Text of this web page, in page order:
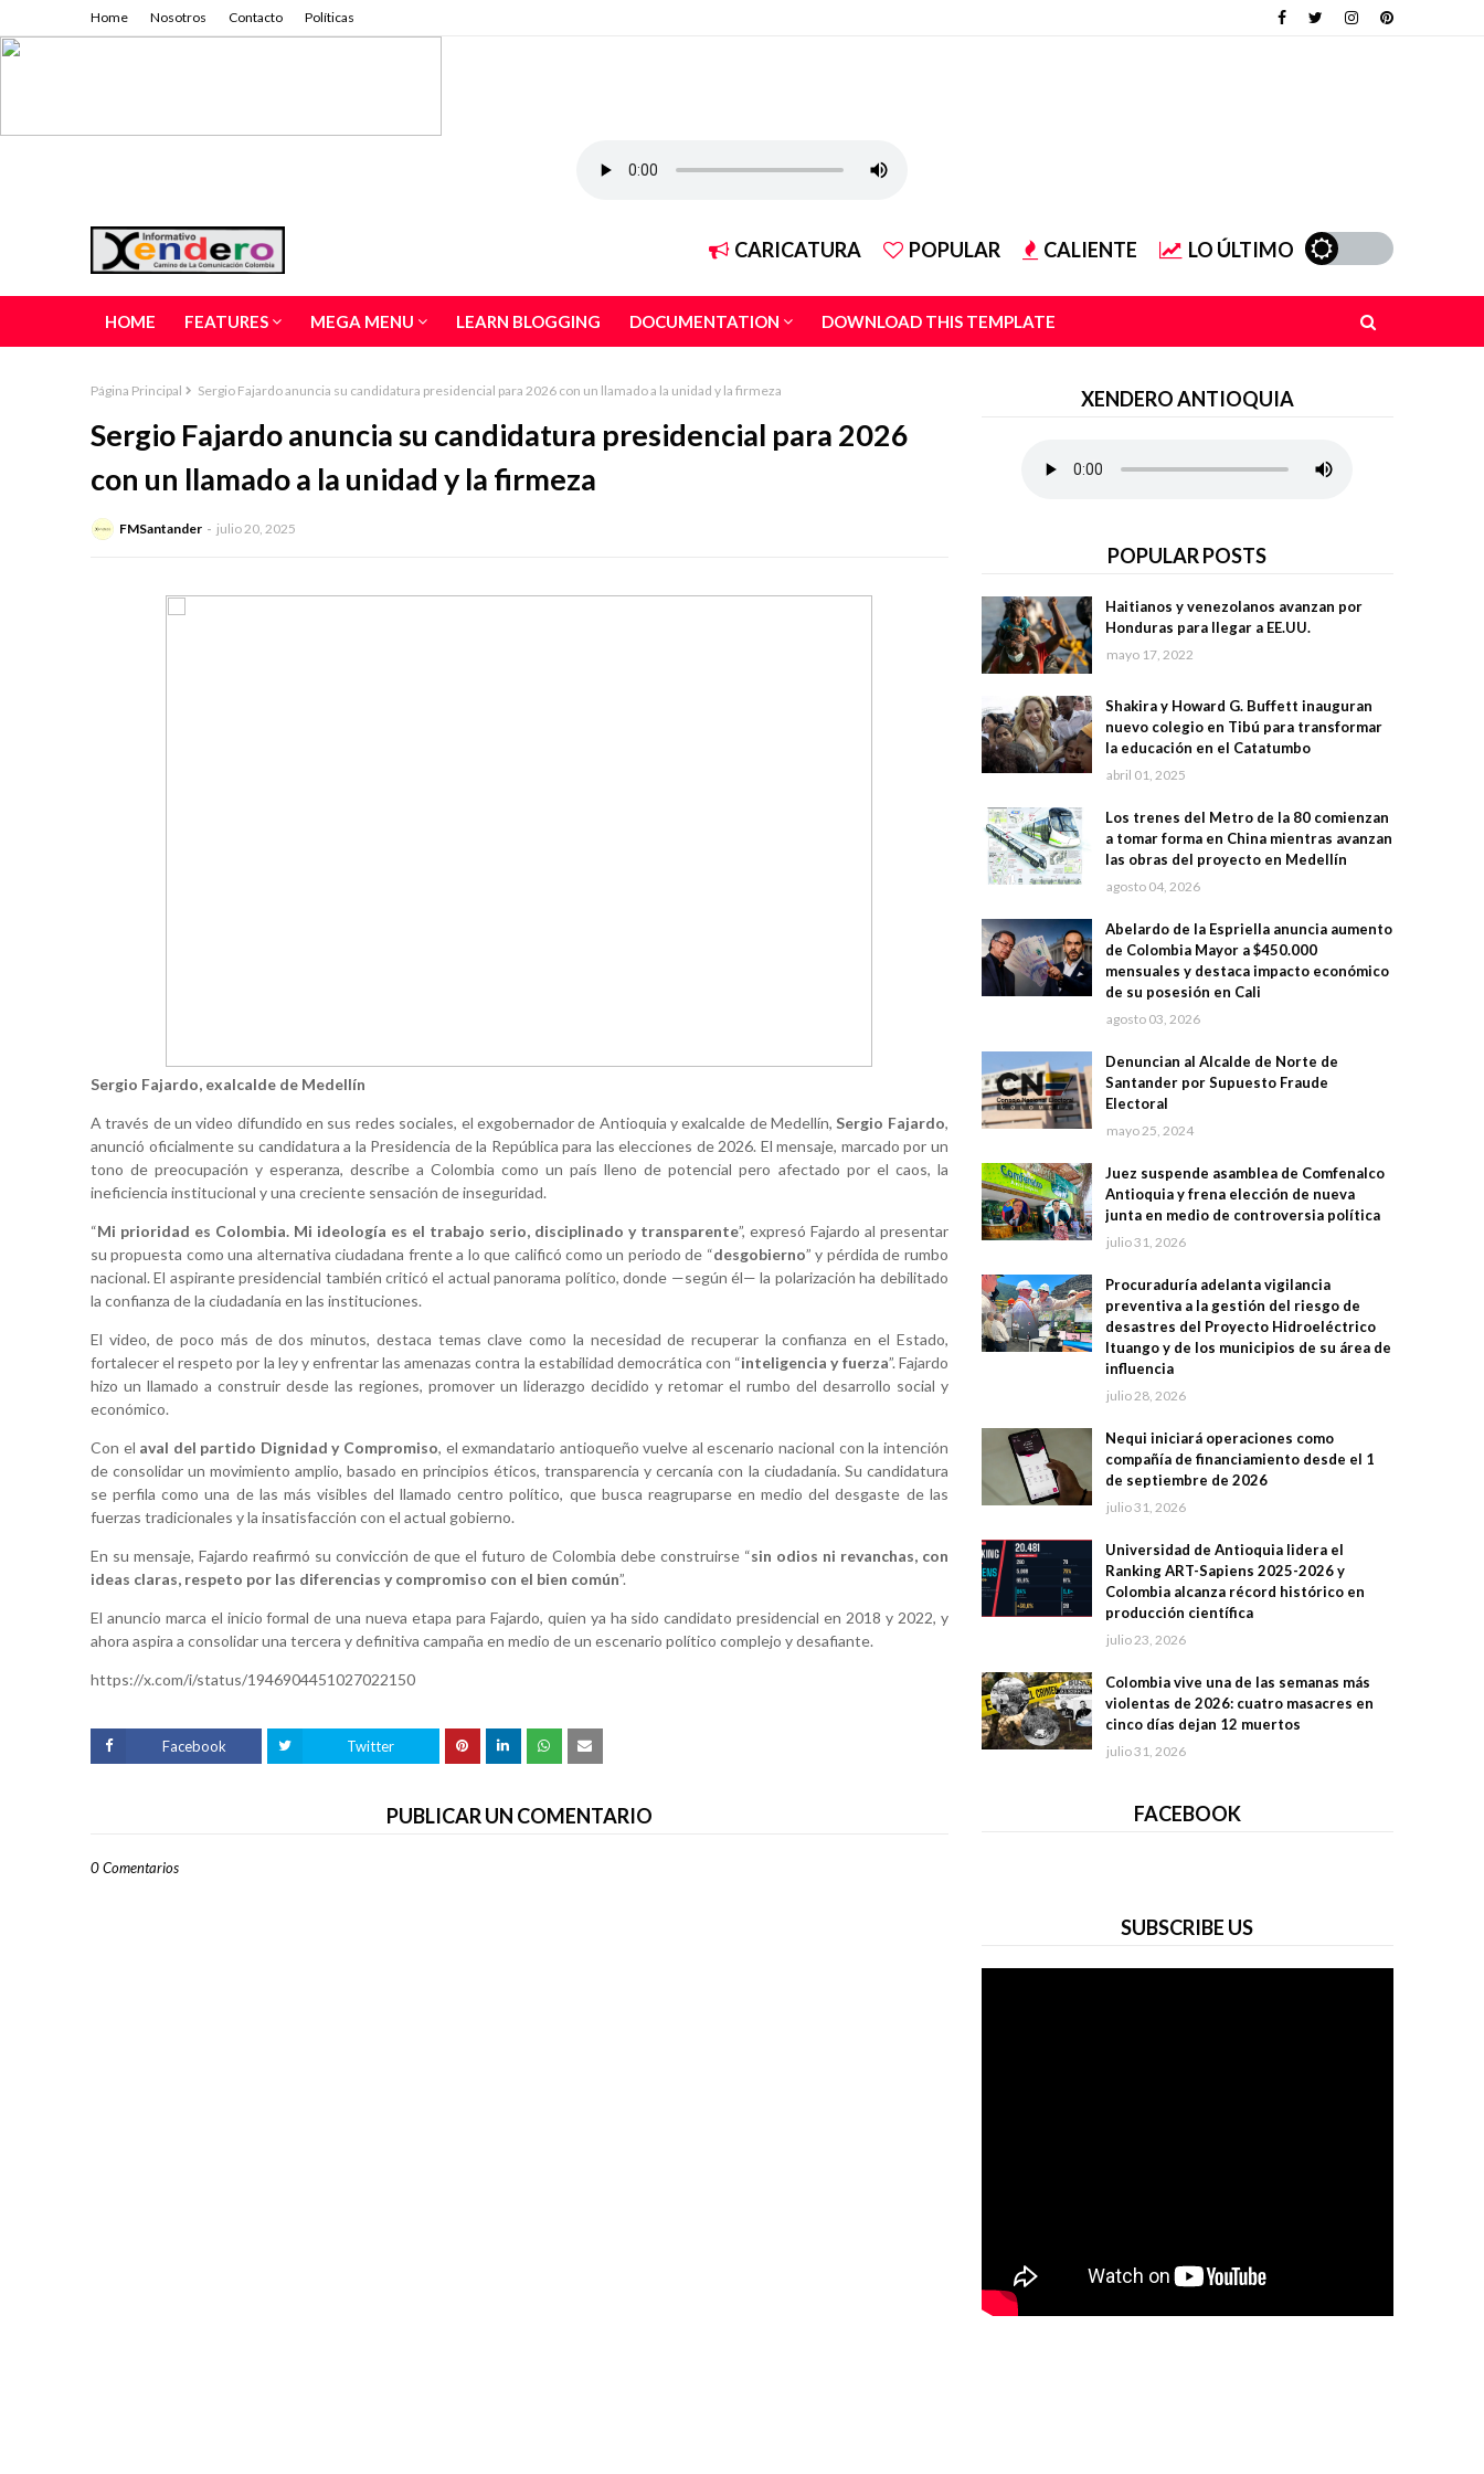
Home Nosotros Contacto Políticas
CARICATURA POPULAR CALIENTE LO ÚLTIMO
HOME FEATURES MEGA MENU LEARN BLOGGING DOCUMENTATION DOWNLOAD THIS TEMPLATE
Página Principal Sergio Fajardo anuncia su candidatura presidencial para 2026 con un llamado a la unidad y la firmeza
Sergio Fajardo anuncia su candidatura presidencial para 2026
con un llamado a la unidad y la firmeza
FMSantander julio 20, 2025
Sergio Fajardo, exalcalde de Medellín
A través de un video difundido en sus redes sociales, el exgobernador de Antioquia y exalcalde de Medellín,Sergio Fajardo,
anunció oficialmente su candidatura a la Presidencia de la República para las elecciones de 2026. El mensaje, marcado por un
tono de preocupación y esperanza, describe a Colombia como un país lleno de potencial pero afectado por el caos, la
ineficiencia institucional y una creciente sensación de inseguridad.
“Mi prioridad es Colombia. Mi ideología es el trabajo serio, disciplinado y transparente”, expresó Fajardo al presentar
su propuesta como una alternativa ciudadana frente a lo que calificó como un periodo de “desgobierno” y pérdida de rumbo
nacional. El aspirante presidencial también criticó el actual panorama político, donde —según él— la polarización ha debilitado
la confianza de la ciudadanía en las instituciones.
El video, de poco más de dos minutos, destaca temas clave como la necesidad de recuperar la confianza en el Estado,
fortalecer el respeto por la ley y enfrentar las amenazas contra la estabilidad democrática con “inteligencia y fuerza”. Fajardo
hizo un llamado a construir desde las regiones, promover un liderazgo decidido y retomar el rumbo del desarrollo social y
económico.
Con el aval del partido Dignidad y Compromiso, el exmandatario antioqueño vuelve al escenario nacional con la intención
de consolidar un movimiento amplio, basado en principios éticos, transparencia y cercanía con la ciudadanía. Su candidatura
se perfila como una de las más visibles del llamado centro político, que busca reagruparse en medio del desgaste de las
fuerzas tradicionales y la insatisfacción con el actual gobierno.
En su mensaje, Fajardo reafirmó su convicción de que el futuro de Colombia debe construirse “sin odios ni revanchas, con
ideas claras, respeto por las diferencias y compromiso con el bien común”.
El anuncio marca el inicio formal de una nueva etapa para Fajardo, quien ya ha sido candidato presidencial en 2018 y 2022, y
ahora aspira a consolidar una tercera y definitiva campaña en medio de un escenario político complejo y desafiante.
https://x.com/i/status/1946904451027022150
Facebook Twitter
PUBLICAR UN COMENTARIO
0 Comentarios
XENDERO ANTIOQUIA
POPULAR POSTS
Haitianos y venezolanos avanzan por
Honduras para llegar a EE.UU.
mayo 17, 2022
Shakira y Howard G. Buffett inauguran
nuevo colegio en Tibú para transformar
la educación en el Catatumbo
abril 01, 2025
Los trenes del Metro de la 80 comienzan
a tomar forma en China mientras avanzan
las obras del proyecto en Medellín
agosto 04, 2026
Abelardo de la Espriella anuncia aumento
de Colombia Mayor a $450.000
mensuales y destaca impacto económico
de su posesión en Cali
agosto 03, 2026
Denuncian al Alcalde de Norte de
Santander por Supuesto Fraude
Electoral
mayo 25, 2024
Juez suspende asamblea de Comfenalco
Antioquia y frena elección de nueva
junta en medio de controversia política
julio 31, 2026
Procuraduría adelanta vigilancia
preventiva a la gestión del riesgo de
desastres del Proyecto Hidroeléctrico
Ituango y de los municipios de su área de
influencia
julio 28, 2026
Nequi iniciará operaciones como
compañía de financiamiento desde el 1
de septiembre de 2026
julio 31, 2026
Universidad de Antioquia lidera el
Ranking ART-Sapiens 2025-2026 y
Colombia alcanza récord histórico en
producción científica
julio 23, 2026
Colombia vive una de las semanas más
violentas de 2026: cuatro masacres en
cinco días dejan 12 muertos
julio 31, 2026
FACEBOOK
SUBSCRIBE US